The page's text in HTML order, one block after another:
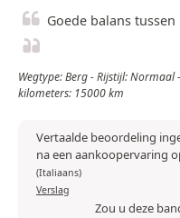
Goede balans
Wegtype: Berg - Rijstijl:
kilometers: 15000 km
Vertaalde beoordeling
na een aankoopervaring
(Italiaans)
Verslag
Zou u deze